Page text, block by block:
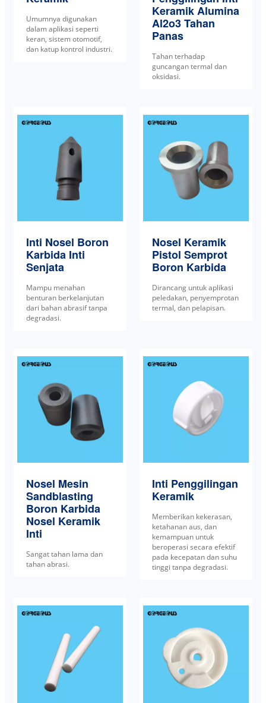
Umumnya digunakan
dalam aplikasi seperti
keran, sistem otomotif,
dan katup kontrol industri.
Keramik Alumina
Al2o3 Tahan
Panas
Tahan terhadap
guncangan termal dan
oksidasi.
Inti Nosel Boron
Karbida Inti
Senjata
Mampu menahan
benturan berkelanjutan
dari bahan abrasif tanpa
degradasi.
Nosel Keramik
Pistol Semprot
Boron Karbida
Dirancang untuk aplikasi
peledakan, penyemprotan
termal, dan pelapisan.
Nosel Mesin
Sandblasting
Boron Karbida
Nosel Keramik
Inti
Sangat tahan lama dan
tahan abrasi.
Inti Penggilingan
Keramik
Memberikan kekerasan,
ketahanan aus, dan
kemampuan untuk
beroperasi secara efektif
pada kecepatan dan suhu
tinggi tanpa degradasi.